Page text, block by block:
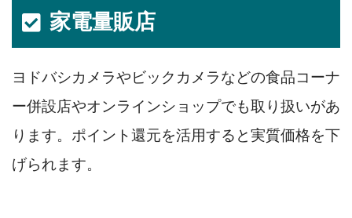
家電量販店
ヨドバシカメラやビックカメラなどの食品コーナ
ー併設店やオンラインショップでも取り扱いがあ
ります。ポイント還元を活用すると実質価格を下
げられます。